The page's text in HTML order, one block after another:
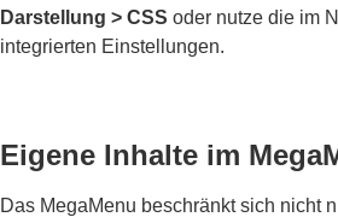
Darstellung > CSS oder nutze die im
integrierten Einstellungen.
Eigene Inhalte im
Das MegaMenu beschränkt sich nicht